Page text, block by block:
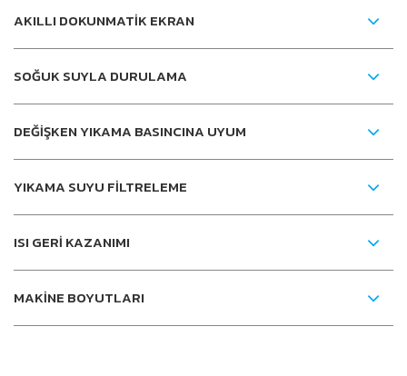
AKILLI DOKUNMATİK EKRAN
SOĞUK SUYLA DURULAMA
DEĞİŞKEN YIKAMA BASINCINA UYUM
YIKAMA SUYU FİLTRELEME
ISI GERİ KAZANIMI
MAKİNE BOYUTLARI